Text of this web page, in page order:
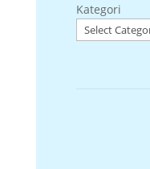
Kategori